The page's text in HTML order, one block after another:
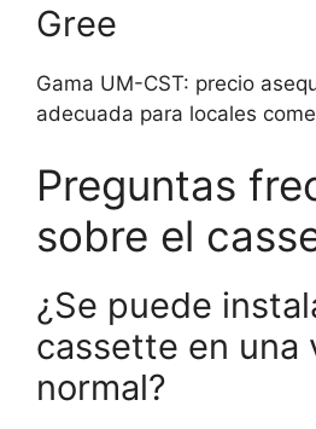
Gree
Gama UM-CST: precio
adecuada para locales
Preguntas
sobre el
¿Se puede
cassette en una
normal?